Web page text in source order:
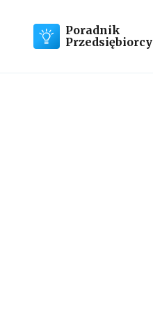
Poradnik
Przedsiębiorcy